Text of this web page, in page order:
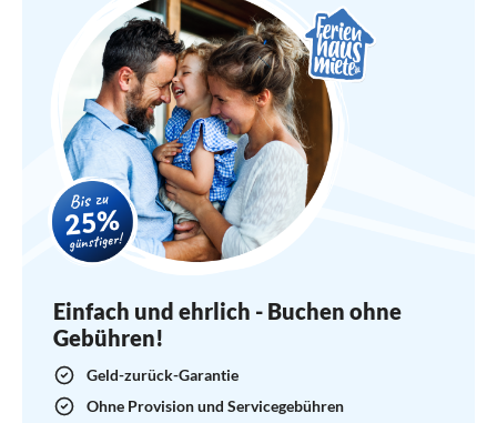
Einfach und ehrlich - Buchen ohne
Gebühren!
Geld-zurück-Garantie
Ohne Provision und Servicegebühren